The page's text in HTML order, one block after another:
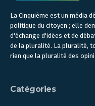
La Cinquième est un média
politique du citoyen ; elle
d'échange d'idées et de
de la pluralité. La pluralité,
rien que la pluralité des
Catégories